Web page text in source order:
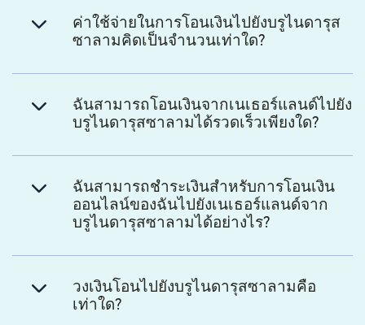
ค่าใช้จ่ายในการโอนเงินไปยังบรูไนดารุส
ซาลามคิดเป็นจำนวนเท่าใด?
ฉันสามารถโอนเงินจากเนเธอร์แลนด์ไปยัง
บรูไนดารุสซาลามได้รวดเร็วเพียงใด?
ฉันสามารถชำระเงินสำหรับการโอนเงิน
ออนไลน์ของฉันไปยังเนเธอร์แลนด์จาก
บรูไนดารุสซาลามได้อย่างไร?
วงเงินโอนไปยังบรูไนดารุสซาลามคือ
เท่าใด?